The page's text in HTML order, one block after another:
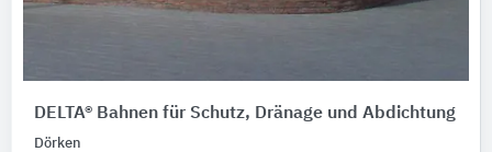
DELTA® Bahnen für Schutz, Dränage und Abdichtung
Dörken